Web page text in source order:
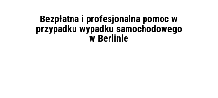
Bezpłatna i profesjonalna pomoc w
przypadku wypadku samochodowego
w Berlinie